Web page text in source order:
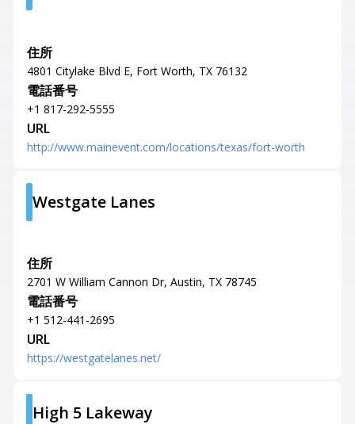
住所
4801 Citylake Blvd E, Fort Worth, TX 76132
電話番号
+1 817-292-5555
URL
http://www.mainevent.com/locations/texas/fort-worth
Westgate Lanes
住所
2701 W William Cannon Dr, Austin, TX 78745
電話番号
+1 512-441-2695
URL
https://westgatelanes.net/
High 5 Lakeway